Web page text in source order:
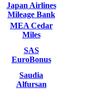
Japan Airlines
Mileage Bank
MEA Cedar
Miles
SAS
EuroBonus
Saudia
Alfursan